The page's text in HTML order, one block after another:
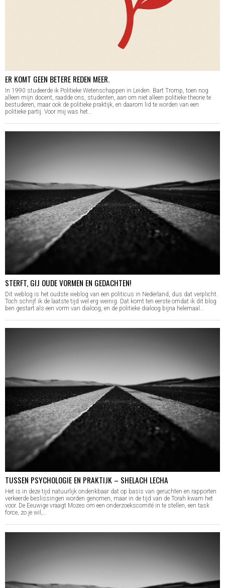
ER KOMT GEEN BETERE REDEN MEER.
In 1990 studeerde ik Politieke Wetenschappen in Leiden. Bart Tromp, toen nog
alleen mijn docent, raadde ons, studenten, aan om niet alleen politieke theorie te
bestuderen, maar ook de politieke praktijk, en daarom lid te worden van een
politieke partij. Voor mij was het…
STERFT, GIJ OUDE VORMEN EN GEDACHTEN!
Dit weblog is het oudste weblog van een politicus in Nederland, dus dat verplicht.
Toch schrijf ik de laatste tijd wel erg weinig. Dat komt ten eerste omdat ik dit blog
ben gestart als een vorm van dialoog, en de politieke dialoog bijna helemaal…
TUSSEN PSYCHOLOGIE EN PRAKTIJK – SHELACH LECHA
Het is in deze tijd natuurlijk ondenkbaar dat op basis van geruchten en rapporten
verkeerde beslissingen worden genomen, maar in de tijd van de Torah kwam het
voor. De Eeuwige vraagt Mozes om een onderzoekscomité in te stellen, een task
force, zo je wil,…